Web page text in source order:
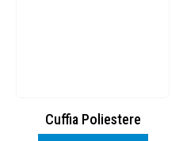
Cuffia Poliestere